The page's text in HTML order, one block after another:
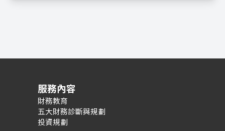
服務內容
財務教育
五大財務診斷與規劃
投資規劃